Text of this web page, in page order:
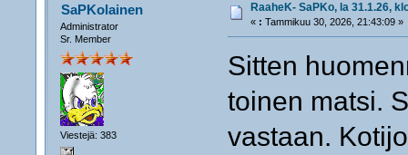
SaPKolainen
Administrator
Sr. Member
Viestejä: 383
RaaheK- SaPKo, la 31.1.26,
« : Tammikuu 30, 2026, 21:43:09 »
Sitten
toinen matsi.
vastaan.